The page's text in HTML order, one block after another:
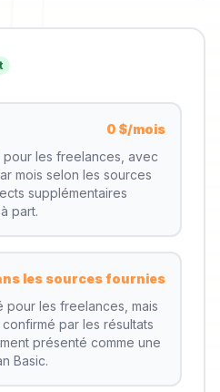
0 $/mois
les freelances, avec
mois selon les sources
supplémentaires
part.
les sources fournies
pour les freelances, mais
par les résultats
présenté comme une
Basic.